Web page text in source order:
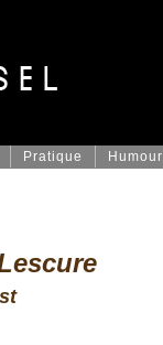
Pratique Humour